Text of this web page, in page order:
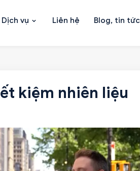
Dịch vụ Liên hệ Blog, tin tức
kiệm nhiên liệu